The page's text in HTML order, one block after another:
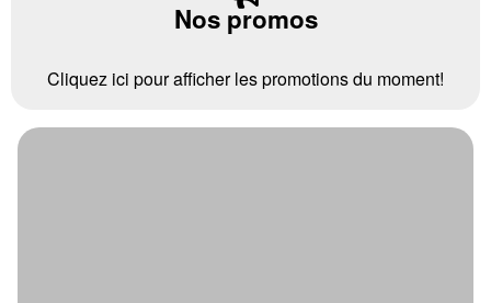
Nos promos
Cliquez ici pour afficher les promotions du moment!